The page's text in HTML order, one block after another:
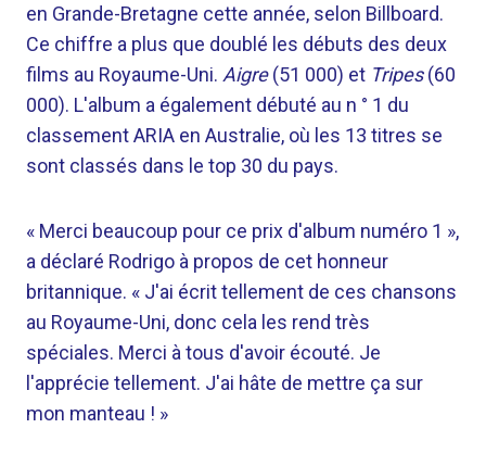
en Grande-Bretagne cette année, selon Billboard.
Ce chiffre a plus que doublé les débuts des deux
films au Royaume-Uni. Aigre(51 000) et Tripes(60
000). L'album a également débuté au n ° 1 du
classement ARIA en Australie, où les 13 titres se
sont classés dans le top 30 du pays.
« Merci beaucoup pour ce prix d'album numéro 1 »,
a déclaré Rodrigo à propos de cet honneur
britannique. « J'ai écrit tellement de ces chansons
au Royaume-Uni, donc cela les rend très
spéciales. Merci à tous d'avoir écouté. Je
l'apprécie tellement. J'ai hâte de mettre ça sur
mon manteau ! »